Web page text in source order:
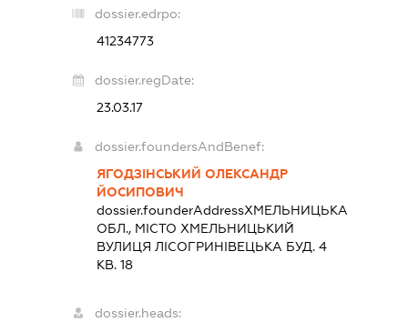
dossier.edrpo:
41234773
dossier.regDate:
23.03.17
dossier.foundersAndBenef:
ЯГОДЗІНСЬКИЙ ОЛЕКСАНДР
ЙОСИПОВИЧ
dossier.founderAddressХМЕЛЬНИЦЬКА
ОБЛ., МІСТО ХМЕЛЬНИЦЬКИЙ
ВУЛИЦЯ ЛІСОГРИНІВЕЦЬКА БУД. 4
КВ. 18
dossier.heads: